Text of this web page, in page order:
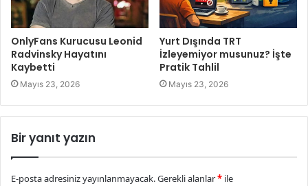
OnlyFans Kurucusu Leonid
Radvinsky Hayatını
Kaybetti
Mayıs 23, 2026
Yurt Dışında TRT
İzleyemiyor musunuz? İşte
Pratik Tahlil
Mayıs 23, 2026
Bir yanıt yazın
E-posta adresiniz yayınlanmayacak.Gerekli alanlar* ile